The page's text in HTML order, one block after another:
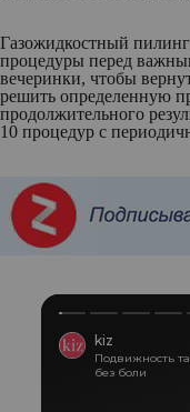
Газожидкостный пилинг
процедуры перед
вечеринки, чтобы
решить определенную
продолжительного
10 процедур с